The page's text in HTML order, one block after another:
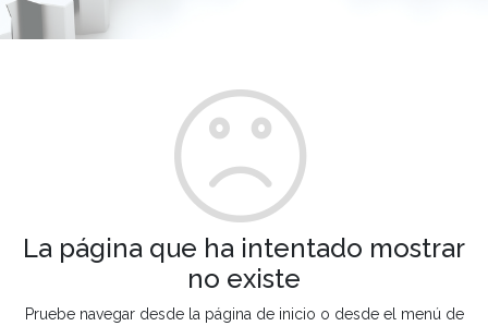
La página que ha intentado mostrar
no existe
Pruebe navegar desde la página de inicio o desde el menú de